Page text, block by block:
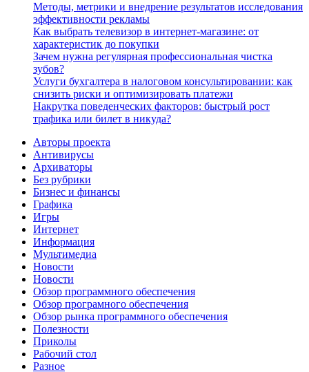
Методы, метрики и внедрение результатов исследования
эффективности рекламы
Как выбрать телевизор в интернет-магазине: от
характеристик до покупки
Зачем нужна регулярная профессиональная чистка
зубов?
Услуги бухгалтера в налоговом консультировании: как
снизить риски и оптимизировать платежи
Накрутка поведенческих факторов: быстрый рост
трафика или билет в никуда?
Авторы проекта
Антивирусы
Архиваторы
Без рубрики
Бизнес и финансы
Графика
Игры
Интернет
Информация
Мультимедиа
Новости
Новости
Обзор программного обеспечения
Обзор програмного обеспечения
Обзор рынка программного обеспечения
Полезности
Приколы
Рабочий стол
Разное